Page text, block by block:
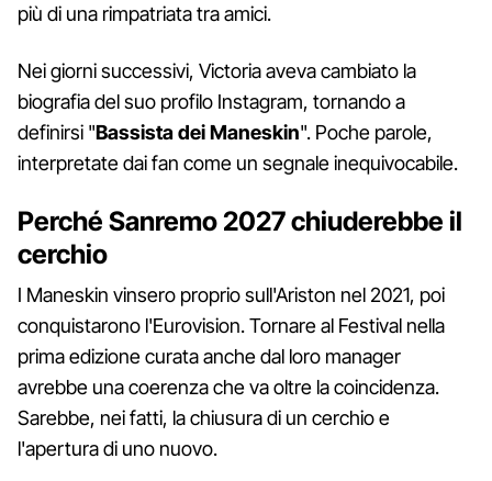
più di una rimpatriata tra amici.
Nei giorni successivi, Victoria aveva cambiato la
biografia del suo profilo Instagram, tornando a
definirsi "Bassista dei Maneskin". Poche parole,
interpretate dai fan come un segnale inequivocabile.
Perché Sanremo 2027 chiuderebbe il
cerchio
I Maneskin vinsero proprio sull'Ariston nel 2021, poi
conquistarono l'Eurovision. Tornare al Festival nella
prima edizione curata anche dal loro manager
avrebbe una coerenza che va oltre la coincidenza.
Sarebbe, nei fatti, la chiusura di un cerchio e
l'apertura di uno nuovo.